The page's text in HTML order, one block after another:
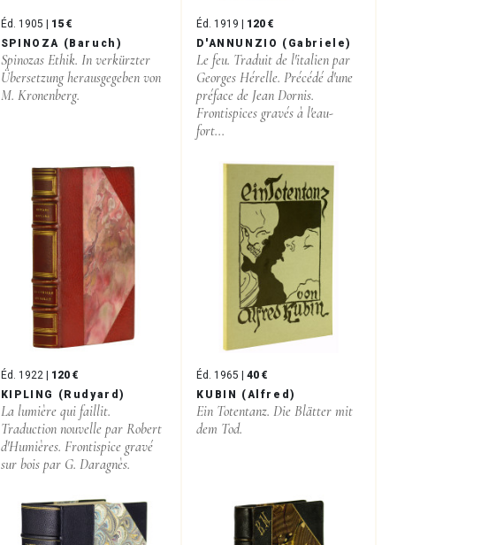
Éd. 1905 | 15 €
SPINOZA (Baruch)
Spinozas Ethik. In verkürzter
Übersetzung herausgegeben von
M. Kronenberg.
Éd. 1919 | 120 €
D'ANNUNZIO (Gabriele)
Le feu. Traduit de l'italien par
Georges Hérelle. Précédé d'une
préface de Jean Dornis.
Frontispices gravés à l'eau-
fort...
Éd. 1922 | 120 €
KIPLING (Rudyard)
La lumière qui faillit.
Traduction nouvelle par Robert
d'Humières. Frontispice gravé
sur bois par G. Daragnès.
Éd. 1965 |40 €
KUBIN (Alfred)
Ein Totentanz. Die Blätter mit
dem Tod.